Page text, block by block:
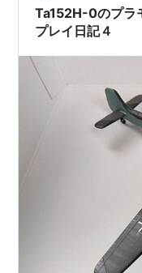
道」、先ほど終了
てし…
Ta152H-0のプラ
プレイ日記４